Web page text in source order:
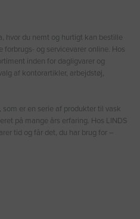
hvor du nemt og hurtigt kan bestille
og servicevarer online. Hos
inden for dagligvarer og
af kontorartikler, arbejdstøj,
er en serie af produkter til vask
på mange års erfaring. Hos LINDS
tid og får det, du har brug for –